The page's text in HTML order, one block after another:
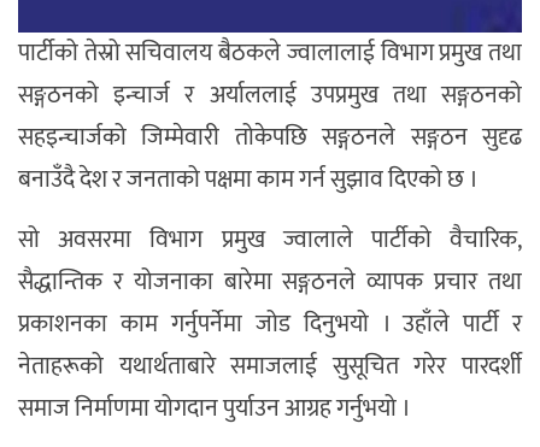
पार्टीको तेस्रो सचिवालय बैठकले ज्वालालाई विभाग प्रमुख तथा
सङ्गठनको इन्चार्ज र अर्याललाई उपप्रमुख तथा सङ्गठनको
सहइन्चार्जको जिम्मेवारी तोकेपछि सङ्गठनले सङ्गठन सुदृढ
बनाउँदै देश र जनताको पक्षमा काम गर्न सुझाव दिएको छ ।
सो अवसरमा विभाग प्रमुख ज्वालाले पार्टीको वैचारिक,
सैद्धान्तिक र योजनाका बारेमा सङ्गठनले व्यापक प्रचार तथा
प्रकाशनका काम गर्नुपर्नेमा जोड दिनुभयो । उहाँले पार्टी र
नेताहरूको यथार्थताबारे समाजलाई सुसूचित गरेर पारदर्शी
समाज निर्माणमा योगदान पुर्याउन आग्रह गर्नुभयो ।